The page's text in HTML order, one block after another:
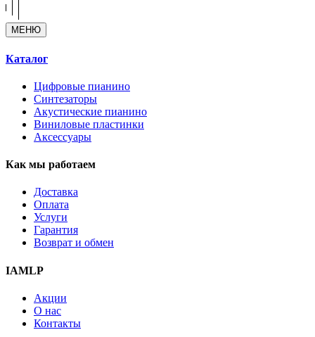
МЕНЮ
Каталог
Цифровые пианино
Синтезаторы
Акустические пианино
Виниловые пластинки
Аксессуары
Как мы работаем
Доставка
Оплата
Услуги
Гарантия
Возврат и обмен
IAMLP
Акции
О нас
Контакты